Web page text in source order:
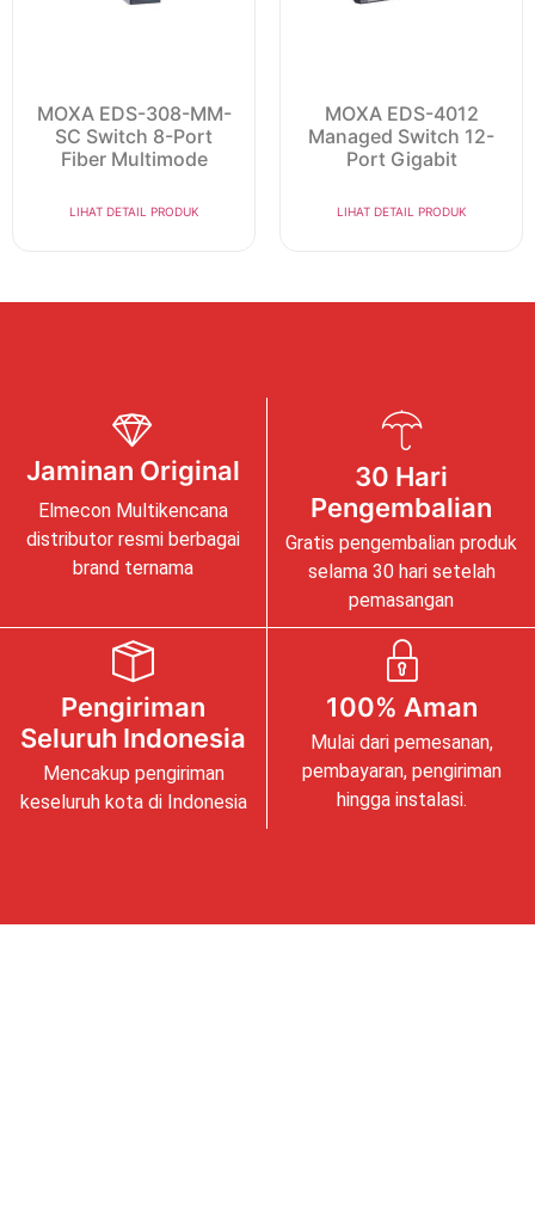
MOXA EDS-308-MM-
SC Switch 8-Port
Fiber Multimode
LIHAT DETAIL PRODUK
MOXA EDS-4012
Managed Switch 12-
Port Gigabit
LIHAT DETAIL PRODUK
Jaminan Original
Elmecon Multikencana
distributor resmi berbagai
brand ternama
30 Hari
Pengembalian
Gratis pengembalian produk
selama 30 hari setelah
pemasangan
Pengiriman
Seluruh Indonesia
Mencakup pengiriman
keseluruh kota di Indonesia
100% Aman
Mulai dari pemesanan,
pembayaran, pengiriman
hingga instalasi.